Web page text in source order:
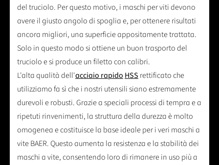
del truciolo. Per questo motivo, i maschi per viti devono
avere il giusto angolo di spoglia e, per ottenere risultati
ancora migliori, una superficie appositamente trattata.
Solo in questo modo si ottiene un buon trasporto del
truciolo e si produce un filetto con calibri.
L'alta qualità dell'acciaio rapidoHSSrettificato che
utilizziamo fa sì che i nostri utensili siano estremamente
durevoli e robusti. Grazie a speciali processi di tempra e a
ripetuti rinvenimenti, la struttura della durezza è molto
omogenea e costituisce la base ideale per i veri maschi a
vite BAER. Questo aumenta la resistenza e la stabilità dei
maschi a vite, consentendo loro di rimanere in uso più a